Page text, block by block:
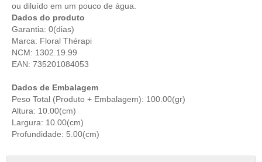
ou diluído em um pouco de água.
Dados do produto
Garantia: 0(dias)
Marca: Floral Thérapi
NCM: 1302.19.99
EAN: 735201084053
Dados de Embalagem
Peso Total (Produto + Embalagem): 100.00(gr)
Altura: 10.00(cm)
Largura: 10.00(cm)
Profundidade: 5.00(cm)